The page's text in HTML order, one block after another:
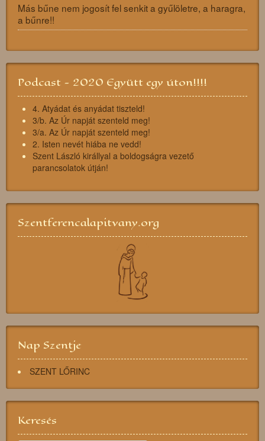
Más bűne nem jogosít fel senkit a gyűlöletre, a haragra,
a bűnre!!
Podcast - 2020 Együtt egy úton!!!!
4. Atyádat és anyádat tiszteld!
3/b. Az Úr napját szenteld meg!
3/a. Az Úr napját szenteld meg!
2. Isten nevét hiába ne vedd!
Szent László királlyal a boldogságra vezető
parancsolatok útján!
Szentferencalapitvany.org
Nap Szentje
SZENT LŐRINC
Keresés